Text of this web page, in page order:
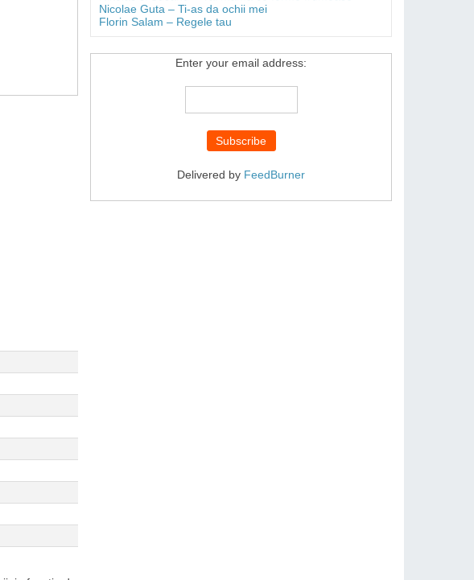
Nicolae Guta – Ti-as da ochii mei
Florin Salam – Regele tau
Enter your email address:
Delivered by FeedBurner